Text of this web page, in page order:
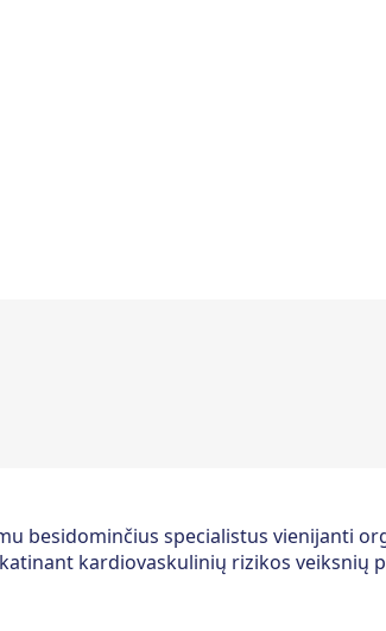
besidominčius specialistus vienijanti
kardiovaskulinių rizikos veiksnių